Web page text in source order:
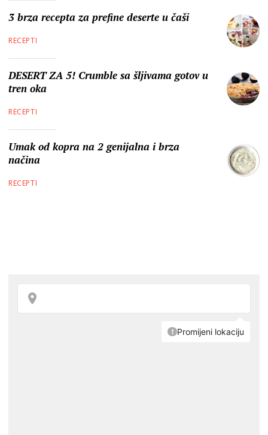
3 brza recepta za prefine deserte u čaši
RECEPTI
DESERT ZA 5! Crumble sa šljivama gotov u
tren oka
RECEPTI
Umak od kopra na 2 genijalna i brza
načina
RECEPTI